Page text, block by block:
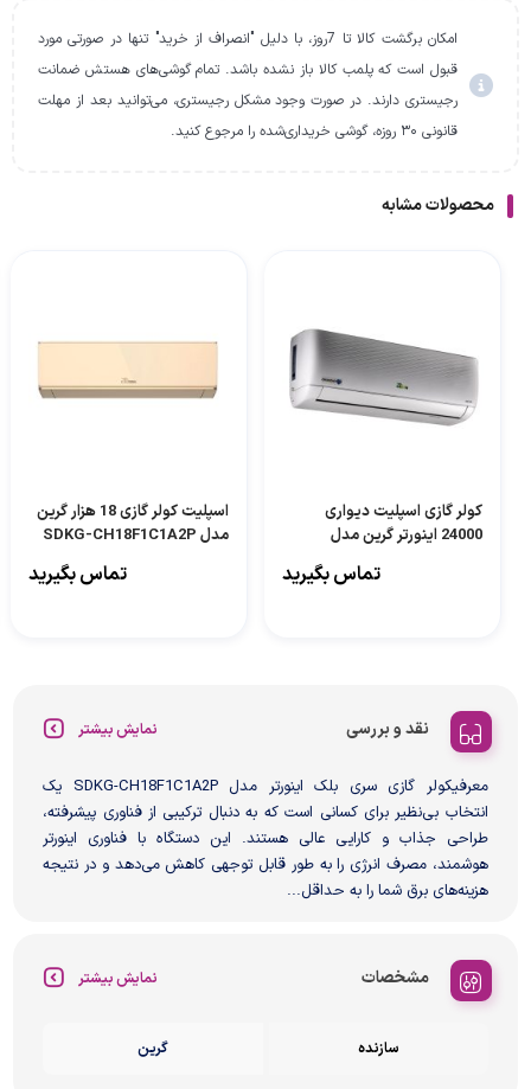
امکان برگشت کالا تا 7روز، با دلیل "انصراف از خرید" تنها در صورتی مورد
قبول است که پلمب کالا باز نشده باشد. تمام گوشی‌های هستش ضمانت
رجیستری دارند. در صورت وجود مشکل رجیستری، می‌توانید بعد از مهلت
قانونی ۳۰ روزه، گوشی خریداری‌شده را مرجوع کنید.
محصولات مشابه
کولر گازی اسپلیت دیواری
24000 اینورتر گرین مدل
SDKD-CH24F1C1A2PJ
تماس بگیرید
اسپلیت کولر گازی 18 هزار گرین
مدل SDKG-CH18F1C1A2P
تماس بگیرید
نقد و بررسی نمایش بیشتر
معرفیکولر گازی سری بلک اینورتر مدل SDKG-CH18F1C1A2P یک
انتخاب بی‌نظیر برای کسانی است که به دنبال ترکیبی از فناوری پیشرفته،
طراحی جذاب و کارایی عالی هستند. این دستگاه با فناوری اینورتر
هوشمند، مصرف انرژی را به طور قابل توجهی کاهش می‌دهد و در نتیجه
هزینه‌های برق شما را به حداقل...
مشخصات نمایش بیشتر
سازنده گرین